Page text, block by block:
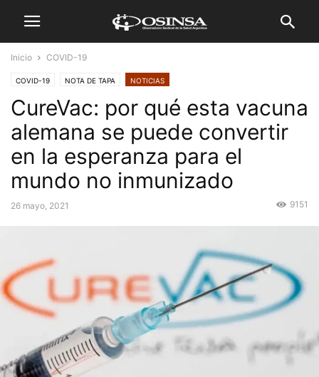
Inicio COVID-19
COVID-19 NOTA DE TAPA NOTICIAS
CureVac: por qué esta vacuna
alemana se puede convertir
en la esperanza para el
mundo no inmunizado
26 mayo, 2021 9151